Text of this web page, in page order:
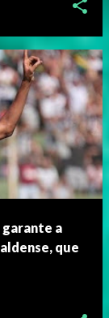
garante a
que